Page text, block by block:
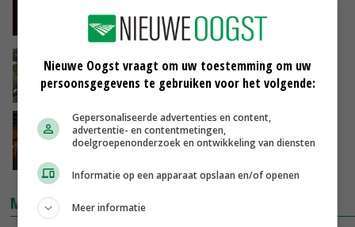
27-01-2022
College van Beroep vindt FresQ geen
producentenorganisatie
26-04-2017
10-jarige FresQ verdubbelt leden
MARKTPRIJZEN
Nieuwe Oogst vraagt om uw toestemming om uw
persoonsgegevens te gebruiken voor het volgende:
Gepersonaliseerde advertenties en content,
advertentie- en contentmetingen,
doelgroepenonderzoek en ontwikkeling van diensten
Informatie op een apparaat opslaan en/of openen
Meer informatie